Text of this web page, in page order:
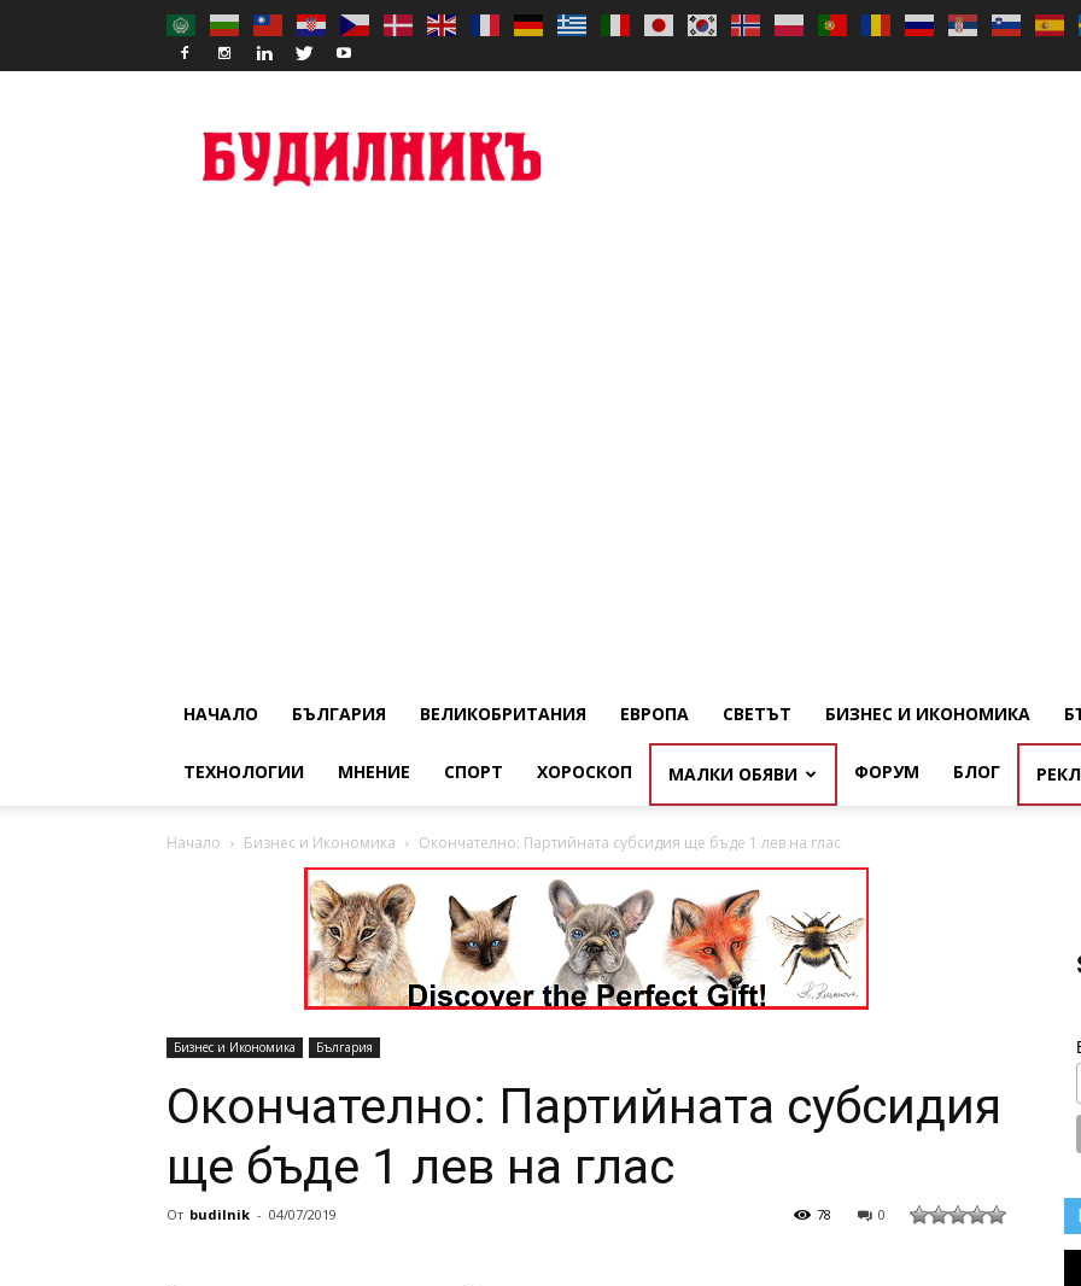
НАЧАЛО БЪЛГАРИЯ ВЕЛИКОБРИТАНИЯ ЕВРОПА СВЕТЪТ БИЗНЕС И ИКОНОМИКА
ТЕХНОЛОГИИ МНЕНИЕ СПОРТ ХОРОСКОП МАЛКИ ОБЯВИ ФОРУМ БЛОГ
Начало Бизнес и Икономика Окончателно: Партийната субсидия ще бъде 1 лев на глас
Бизнес и Икономика България
Окончателно: Партийната субсидия
ще бъде 1 лев на глас
От budilnik - 04/07/2019 0
78